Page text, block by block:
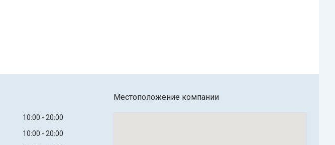
10:00
20:00
10:00
20:00
Местоположение компании